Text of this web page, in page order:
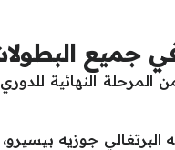
جميع
المرحلة النهائية
البرتغالي جوزيه